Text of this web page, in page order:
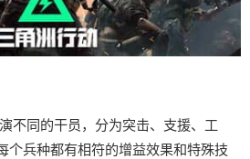
不同的干员，分为突击、支援、工
个兵种都有相符的增益效果和特殊技